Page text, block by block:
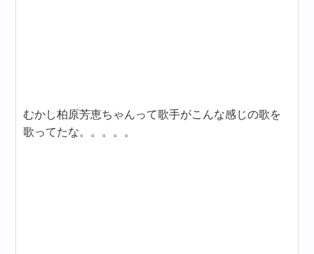
むかし柏原芳恵ちゃんって歌手がこんな感じの歌を
歌ってたな。。。。。